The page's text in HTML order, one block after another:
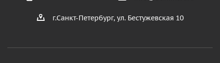
г.Санкт-Петербург, ул. Бестужевская 10